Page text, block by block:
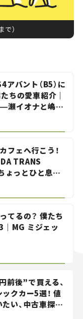
で）
アバント（B5）に
ちの愛車紹介｜
瀬イオナと嶋田
ざっくばらんば
フェへ行こう！
TRANS
ょっとひと息。
クルマでどうす
てるの？ 僕たち
MG ミジェッ
前後”で買える、
クカー5選！ 値
い、中古車探し
っとイケてるマ